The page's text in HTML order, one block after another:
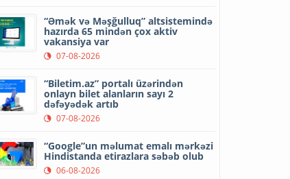
“Əmək və Məşğulluq” altsistemində
hazırda 65 mindən çox aktiv
vakansiya var
07-08-2026
“Biletim.az” portalı üzərindən
onlayn bilet alanların sayı 2
dəfəyədək artıb
07-08-2026
“Google”un məlumat emalı mərkəzi
Hindistanda etirazlara səbəb olub
06-08-2026